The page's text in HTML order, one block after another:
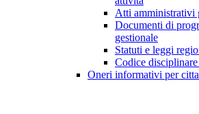
Atti amministrativi
Documenti di
gestionale
Statuti e leggi
Codice
Oneri informativi per